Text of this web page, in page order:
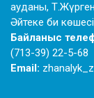
ауданы,
Әйтеке би
Байланыс
(713-39) 22-5-68
Email: